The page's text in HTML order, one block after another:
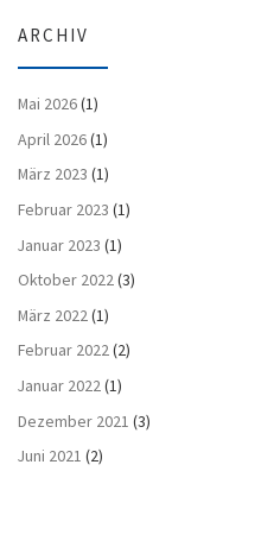
ARCHIV
Mai 2026(1)
April 2026(1)
März 2023 (1)
Februar 2023 (1)
Januar 2023 (1)
Oktober 2022(3)
März 2022(1)
Februar 2022(2)
Januar 2022(1)
Dezember 2021 (3)
Juni 2021 (2)